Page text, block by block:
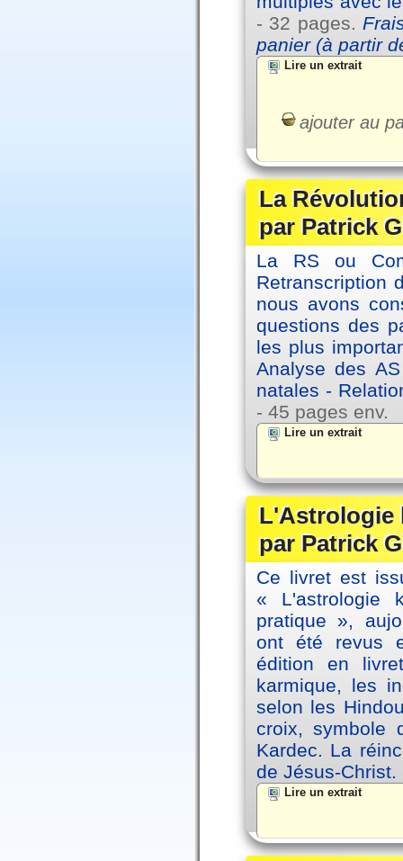
- 32 pages.
panier (à partir
Lire un extrait
ajouter au
La
par Patrick
La RS ou
Retranscription
nous avons
questions des
les plus
Analyse des
natales -
- 45 pages env.
Lire un extrait
L'Astrologie
par Patrick
Ce livret est
« L'astrologie
pratique »,
ont été revus
édition en
karmique, les
selon les
croix, symbole
Kardec. La
de Jésus-Christ.
Lire un extrait